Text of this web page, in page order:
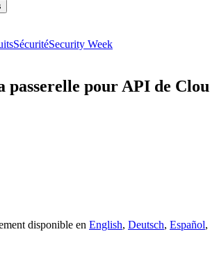
SécuritéSecurity Week
passerelle pour API de
disponible en English, Deutsch, Español,